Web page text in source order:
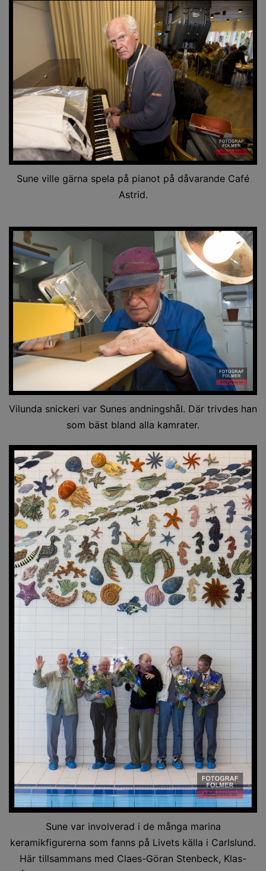
Sune ville gärna spela på pianot på dåvarande Café
Astrid.
Vilunda snickeri var Sunes andningshål. Där trivdes han
som bäst bland alla kamrater.
Sune var involverad i de många marina
keramikfigurerna som fanns på Livets källa i Carlslund.
Här tillsammans med Claes-Göran Stenbeck, Klas-